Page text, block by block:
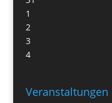
1
2
3
4
Veranstaltungen